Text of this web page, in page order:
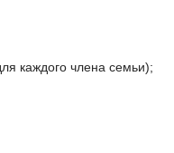
каждого члена семьи);